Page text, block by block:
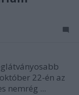
22-én az
nemrég ...